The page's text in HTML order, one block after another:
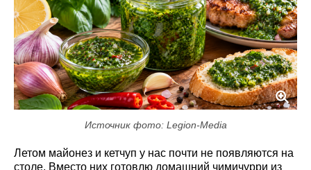
Источник фото: Legion-Media
Летом майонез и кетчуп у нас почти не появляются на
столе. Вместо них готовлю домашний чимичурри из